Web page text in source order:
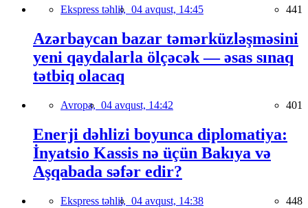
Ekspress təhlil, 04 avqust, 14:45 441
Azərbaycan bazar təmərküzləşməsini
yeni qaydalarla ölçəcək — əsas sınaq
tətbiq olacaq
Avropa, 04 avqust, 14:42 401
Enerji dəhlizi boyunca diplomatiya:
İnyatsio Kassis nə üçün Bakıya və
Aşqabada səfər edir?
Ekspress təhlil, 04 avqust, 14:38 448